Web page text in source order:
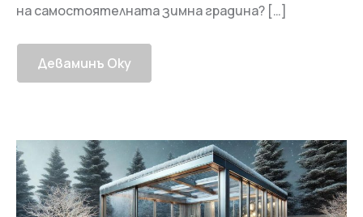
на самостоятелната зимна градина? […]
Деваминъ Оку